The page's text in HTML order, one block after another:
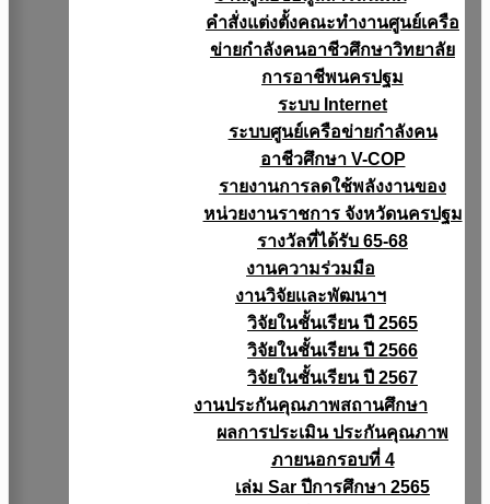
คำสั่งแต่งตั้งคณะทำงานศูนย์เครือ
ข่ายกำลังคนอาชีวศึกษาวิทยาลัย
การอาชีพนครปฐม
ระบบ Internet
ระบบศูนย์เครือข่ายกำลังคน
อาชีวศึกษา V-COP
รายงานการลดใช้พลังงานของ
หน่วยงานราชการ จังหวัดนครปฐม
รางวัลที่ได้รับ 65-68
งานความร่วมมือ
งานวิจัยเเละพัฒนาฯ
วิจัยในชั้นเรียน ปี 2565
วิจัยในชั้นเรียน ปี 2566
วิจัยในชั้นเรียน ปี 2567
งานประกันคุณภาพสถานศึกษา
ผลการประเมิน ประกันคุณภาพ
ภายนอกรอบที่ 4
เล่ม Sar ปีการศึกษา 2565